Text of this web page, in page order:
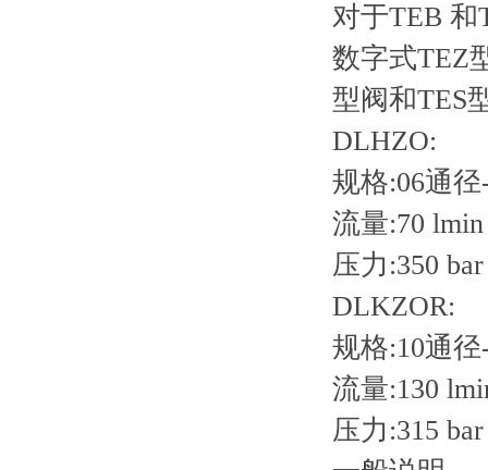
对于TEB 和
数字式TEZ
型阀和TES
DLHZO:
规格:06通径
流量:70 lmin
压力:350 bar
DLKZOR:
规格:10通径
流量:130
压力:315 bar